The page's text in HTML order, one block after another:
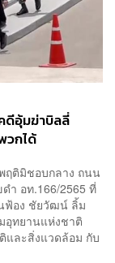
ดีอุ้มฆ่าบิลลี่
วกได้
ฤติมิชอบกลาง ถนน
ำ อท.166/2565 ที่
ฟ้อง ชัยวัฒน์ ลิ้ม
อุทยานแห่งชาติ
และสิ่งแวดล้อม กับ